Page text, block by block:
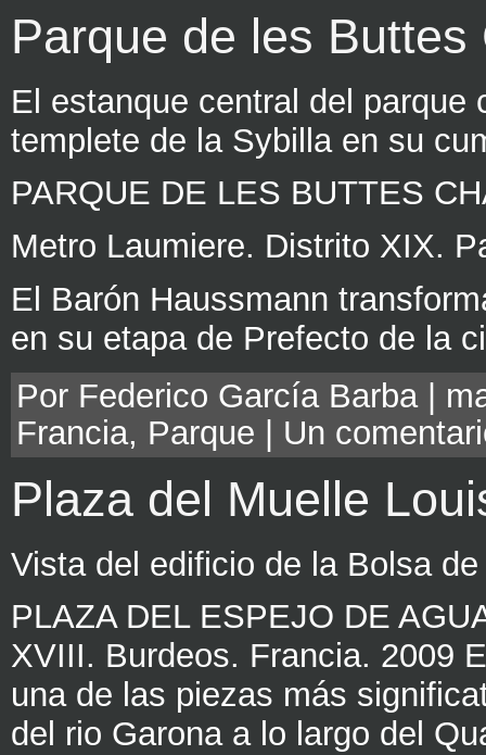
Parque de les Buttes
El estanque central del
templete de la Sybilla en su
PARQUE DE LES BUTTES
Metro Laumiere. Distrito XIX.
El Barón Haussmann
en su etapa de Prefecto de la
Por Federico García Barba |
Francia, Parque | Un
Plaza del Muelle
Vista del edificio de la Bolsa
PLAZA DEL ESPEJO DE
XVIII. Burdeos. Francia. 2009
una de las piezas más
del rio Garona a lo largo del